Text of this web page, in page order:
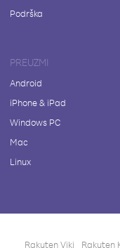
Podrška
PREUZMI
Android
iPhone & iPad
Windows PC
Mac
Linux
Rakuten Viki Rakuten